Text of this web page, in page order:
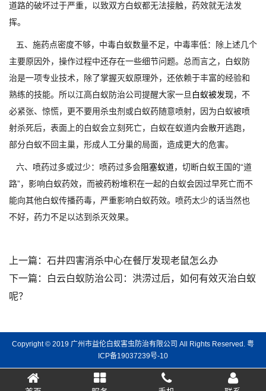
道路的破坏过于严重，以致双方白蚁都无法接触，药效就无法发
挥。
五、施药点密度不够，中毒白蚁数量不足，中毒率低：除上述几个
主要原因外，操作过程中还存在一些细节问题。总而言之，白蚁防
治是一项专业技术，除了掌握灭蚁原理外，还依赖于丰富的经验和
熟练的技能。所以江高白蚁防治公司提醒大家一旦 白蚁被发现，不
必紧张、惊慌，更不要用杀虫剂或白蚁药随意喷射，因为白蚁被喷
射杀死后，表面上的白蚁会立刻死亡，白蚁在蚁道内会散开逃跑，
部分白蚁不回主巢，形成人工分巢的局面，造成更大的危害。
六、喷药过多或过少：喷药过多会阻塞蚁道，切断白蚁王国的“道
路”，影响白蚁药效，而被药粉堆积在一起的白蚁会因过早死亡而不
能向其他白蚁传播药毒，严重影响白蚁药效。喷药太少的话当然也
不好，药力不足以达到杀灭效果。
上一篇： 石井四害消杀中心在餐厅发现老鼠怎么办
下一篇：
白云白蚁防治公司：洪涝过后，如何有效灭治白蚁
呢？
Copyright © 2019 广州市益伦白蚁害虫防治有限公司 All Rights Reserved. 粤
ICP备19037239号-10